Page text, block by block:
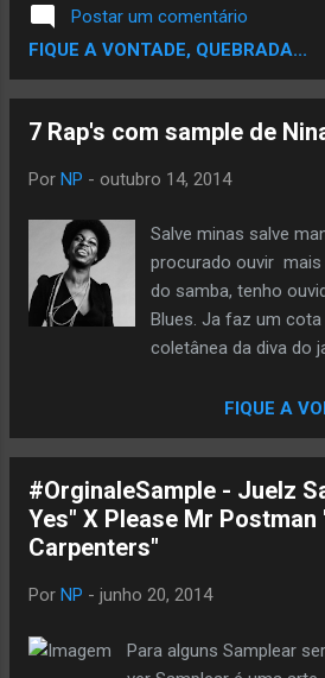
decidem fazer um
três. Uma cena da
mostra o grupo de
se move para uma
em um momento
museu de arte em
conversando com
em seguida, retorna
dizendo a uma garota
que ela quer. O vídeo
se divertindo.
em seguida, mostra
carro de Ali. Towa
Postar um comentário
FIQUE A VONTADE, QUEBRADA...
7 Rap's com sample de
Por NP - outubro 14, 2014
Salve minas salve
procurado ouvir
do samba, tenho
Blues. Ja faz um
coletânea da diva do
não conhecia sua
melhor eu não
ouvindo sua obra
dela foram
produtores de rap,
norte americanos..
simone.. Eunice
(Tryon, 21 de
FIQUE A
#OrginaleSample - Juelz
Yes" X Please Mr Postman
Carpenters"
Por NP - junho 20, 2014
Para alguns Samplear